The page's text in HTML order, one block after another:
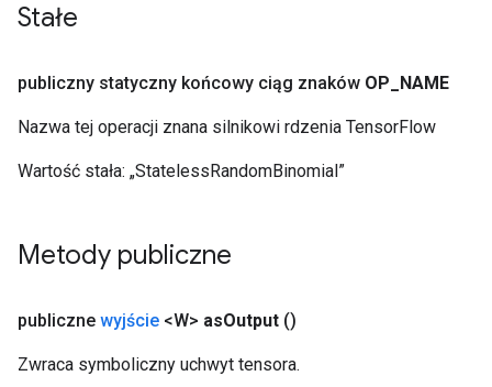
Stałe
publiczny statyczny końcowy ciąg znaków OP NAME
Nazwa tej operacji znana silnikowi rdzenia TensorFlow
Wartość stała: „StatelessRandomBinomial”
Metody publiczne
publiczne wyjście <W> asOutput ()
Zwraca symboliczny uchwyt tensora.